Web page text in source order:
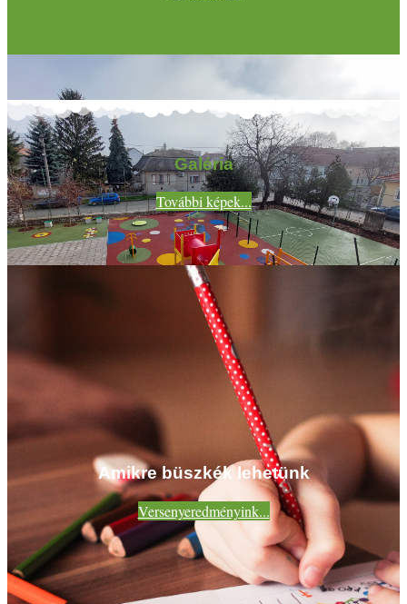
Galéria
További képek...
Amikre büszkék lehetünk
Versenyeredményink...